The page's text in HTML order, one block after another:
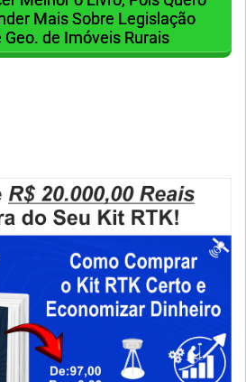
Mais Sobre Legislação
Geo. de Imóveis Rurais